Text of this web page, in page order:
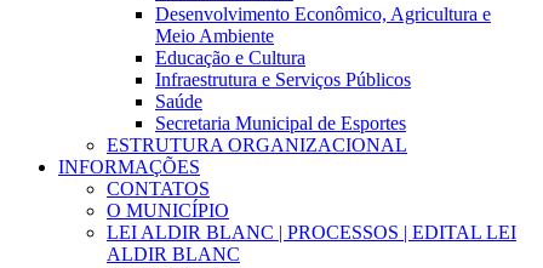
Desenvolvimento Econômico, Agricultura e
Meio Ambiente
Educação e Cultura
Infraestrutura e Serviços Públicos
Saúde
Secretaria Municipal de Esportes
ESTRUTURA ORGANIZACIONAL
INFORMAÇÕES
CONTATOS
O MUNICÍPIO
LEI ALDIR BLANC | PROCESSOS | EDITAL LEI
ALDIR BLANC